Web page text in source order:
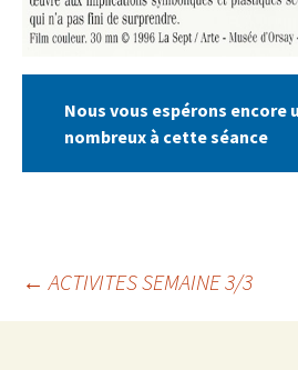
Nous vous espérons encore
nombreux à cette séance
Navigation
← ACTIVITES SEMAINE 3/3